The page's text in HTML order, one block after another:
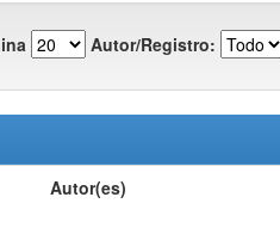
Autor/Registro:
Autor(es)